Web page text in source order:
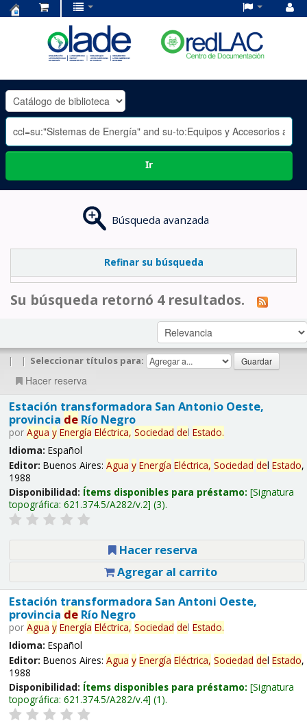
OLADE
-
Ir
Búsqueda avanzada
Refinar su búsqueda
Su búsqueda retornó 4 resultados.
| | Seleccionar títulos para:
Hacer reserva
Estación transformadora San Antonio Oeste,
provincia deRío Negro
por Agua y Energía Eléctrica, Sociedad del Estado.
Idioma: Español
Editor: Buenos Aires: Agua y Energía Eléctrica, Sociedad del Estado,
1988
Disponibilidad: Ítems disponibles para préstamo: Signatura
topográfica: 621.374.5/A282/v.2 (3).
Hacer reserva
Agregar al carrito
Estación transformadora San Antoni Oeste,
provincia deRío Negro
por Agua y Energía Eléctrica, Sociedad del Estado.
Idioma: Español
Editor: Buenos Aires: Agua y Energía Eléctrica, Sociedad del Estado,
1988
Disponibilidad: Ítems disponibles para préstamo: Signatura
topográfica: 621.374.5/A282/v.4 (1).